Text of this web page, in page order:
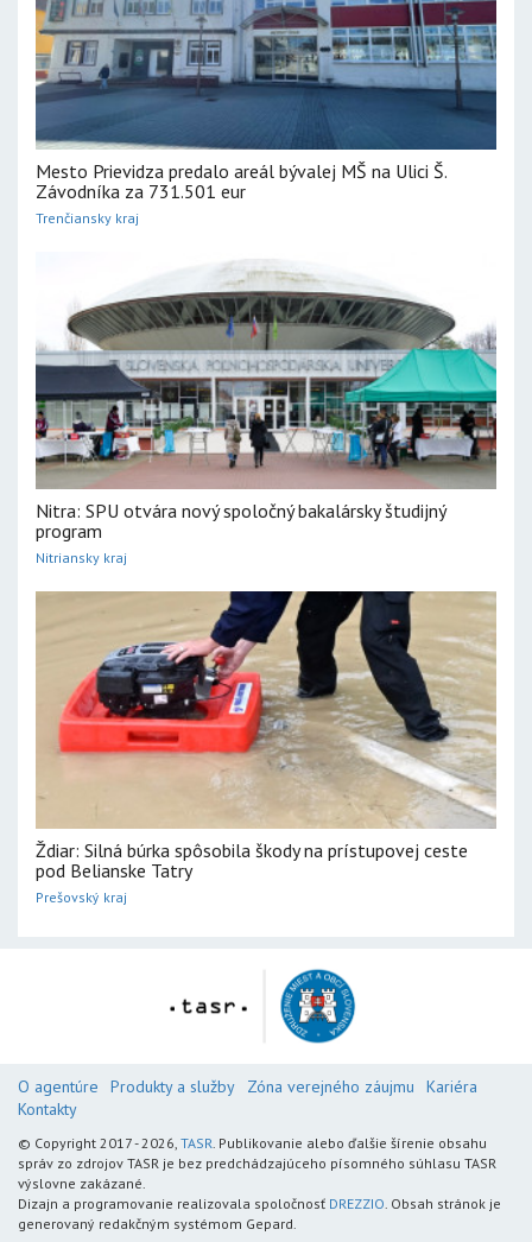
Mesto Prievidza predalo areál bývalej MŠ na Ulici Š.
Závodníka za 731.501 eur
Trenčiansky kraj
Nitra: SPU otvára nový spoločný bakalársky študijný
program
Nitriansky kraj
Ždiar: Silná búrka spôsobila škody na prístupovej ceste
pod Belianske Tatry
Prešovský kraj
O agentúre Produkty a služby Zóna verejného záujmu
Kariéra
Kontakty
© Copyright 2017 - 2026, TASR. Publikovanie alebo ďalšie šírenie obsahu
správ zo zdrojov TASR je bez predchádzajúceho písomného súhlasu TASR
výslovne zakázané.
Dizajn a programovanie realizovala spoločnosť DREZZIO. Obsah stránok je
generovaný redakčným systémom Gepard.